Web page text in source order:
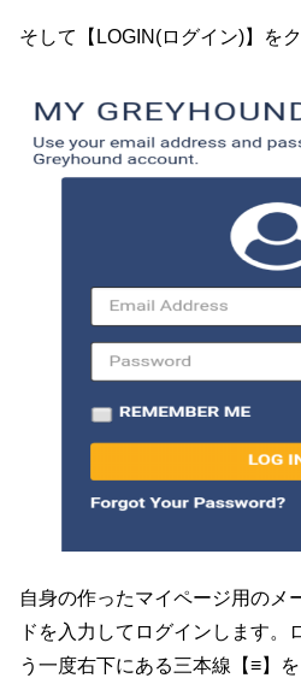
そして【LOGIN(ログイン)】を
自身の作ったマイページ用のメ
ドを入力してログインします。
う一度右下にある三本線【≡】を